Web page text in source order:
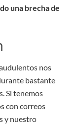
una brecha de
nos
bastante
Si tenemos
con correos
y nuestro